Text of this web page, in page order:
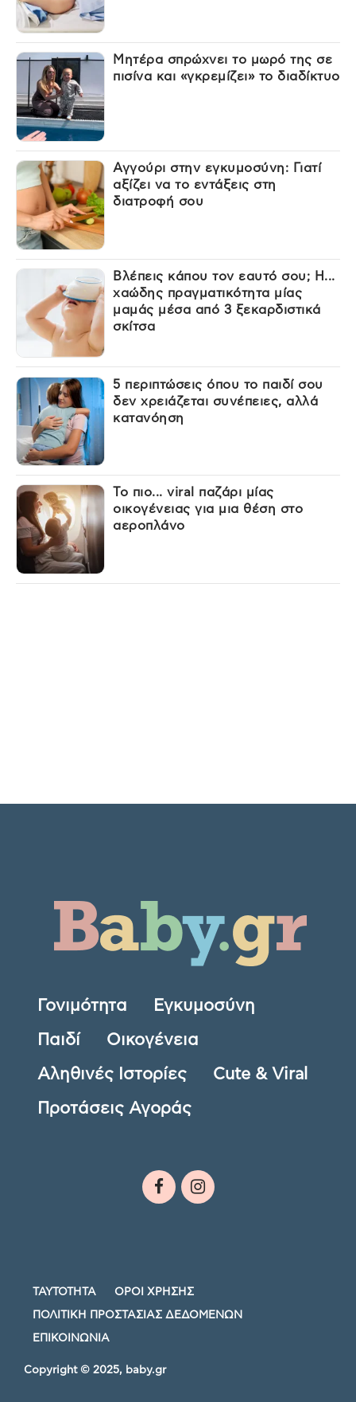
Μητέρα σπρώχνει το μωρό της σε
πισίνα και «γκρεμίζει» το διαδίκτυο
Αγγούρι στην εγκυμοσύνη: Γιατί
αξίζει να το εντάξεις στη
διατροφή σου
Βλέπεις κάπου τον εαυτό σου; Η...
χαώδης πραγματικότητα μίας
μαμάς μέσα από 3 ξεκαρδιστικά
σκίτσα
5 περιπτώσεις όπου το παιδί σου
δεν χρειάζεται συνέπειες, αλλά
κατανόηση
Το πιο... viral παζάρι μίας
οικογένειας για μια θέση στο
αεροπλάνο
Γονιμότητα Εγκυμοσύνη
Παιδί Οικογένεια
Αληθινές Ιστορίες Cute & Viral
Προτάσεις Αγοράς
ΤΑΥΤΟΤΗΤΑ ΟΡΟΙ ΧΡΗΣΗΣ
ΠΟΛΙΤΙΚΗ ΠΡΟΣΤΑΣΙΑΣ ΔΕΔΟΜΕΝΩΝ
ΕΠΙΚΟΙΝΩΝΙΑ
Copyright © 2025, baby.gr